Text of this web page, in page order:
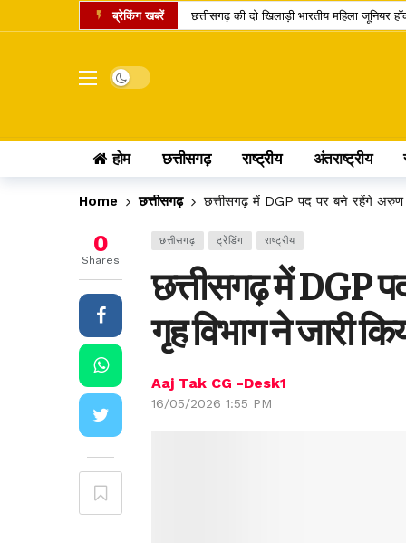
ब्रेकिंग खबरें छत्तीसगढ़ की दो खिलाड़ी भारतीय महिला जूनियर
UPI पेमेंट पर लगेगा चार्ज? लोकसभा में पास
अतीक अहमद का एक और चिराग बुझा, छोटे बेटे
चंद्र ग्रहण 2026: क्या रक्षाबंधन के दिन भारत में
आत्मानंद स्कूलों में शिक्षक भर्ती का बदला तरीका, अब
पीएससी भर्ती घोटाला: पूर्व सचिव जीवन किशोर
Dark mode
होम छत्तीसगढ़ राष्ट्रीय अंतराष्ट्रीय
Home छत्तीसगढ़ छत्तीसगढ़ में DGP पद पर बने रहेंगे अरुण
छत्तीसगढ़ ट्रेंडिंग राष्ट्रीय
छत्तीसगढ़ में DGP
गृह विभाग ने जारी
Aaj Tak CG -Desk1
16/05/2026 1:55 PM
0
Shares